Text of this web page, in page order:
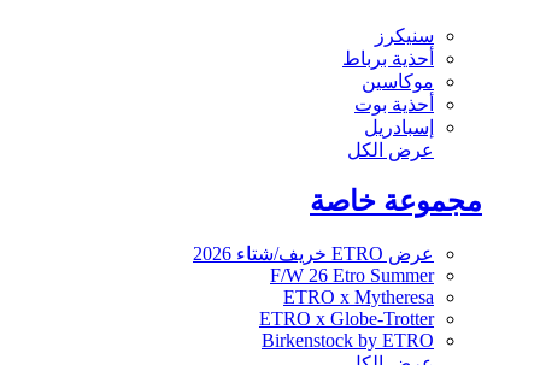
سنيكرز
أحذية برباط
موكاسين
أحذية بوت
إسبادريل
عرض الكل
مجموعة خاصة
عرض ETRO خريف/شتاء 2026
F/W 26 Etro Summer
ETRO x Mytheresa
ETRO x Globe-Trotter
Birkenstock by ETRO